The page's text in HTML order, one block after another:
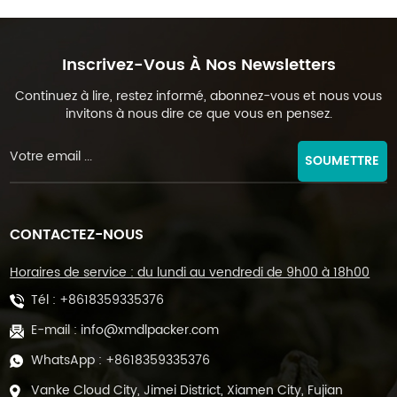
exemple, machines d'emballage automatiques de sachets
de thé sont efficaces et peuvent gérer de gros volumes. Les
machines de conditionnement de thé en feuilles peuvent
offrir plus de flexibilité en termes de tailles et de styles
d'emballage. En conclusion, choisir la bonne machine de
conditionnement de thé nécessite un examen attentif de
l'échelle de production, des types d'emballage et du budget.
spécifiques et aide votre entreprise de thé à prospérer.
Inscrivez-Vous À Nos Newsletters
Continuez à lire, restez informé, abonnez-vous et nous vous
invitons à nous dire ce que vous en pensez.
SOUMETTRE
CONTACTEZ-NOUS
Horaires de service : du lundi au vendredi de 9h00 à 18h00
Tél : +8618359335376
E-mail : info@xmdlpacker.com
WhatsApp : +8618359335376
Vanke Cloud City, Jimei District, Xiamen City, Fujian